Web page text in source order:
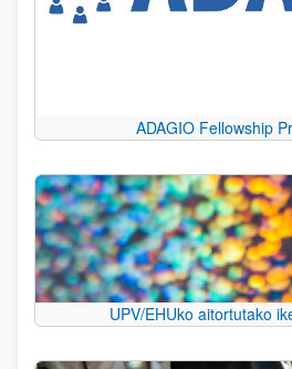
ADAGIO Fellowship
UPV/EHUko aitortutako